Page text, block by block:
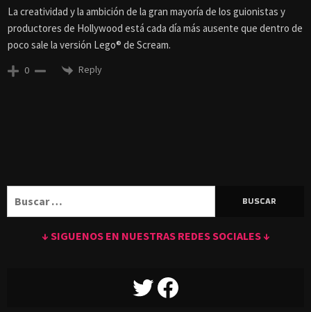
La creatividad y la ambición de la gran mayoría de los guionistas y
productores de Hollywood está cada día más ausente que dentro de
poco sale la versión Lego® de Scream.
0 Reply
↓ SIGUENOS EN NUESTRAS REDES SOCIALES ↓
TWITTERFACEBOOK